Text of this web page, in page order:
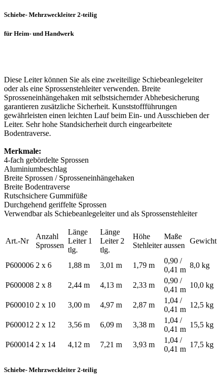
Schiebe- Mehrzweckleiter 2-teilig
für Heim- und Handwerk
Diese Leiter können Sie als eine zweiteilige Schiebeanlegeleiter
oder als eine Sprossenstehleiter verwenden. Breite
Sprosseneinhängehaken mit selbstsichernder Abhebesicherung
garantieren zusätzliche Sicherheit. Kunststoffführungen
gewährleisten einen leichten Lauf beim Ein- und Ausschieben der
Leiter. Sehr hohe Standsicherheit durch eingearbeitete
Bodentraverse.
Merkmale:
4-fach gebördelte Sprossen
Aluminiumbeschlag
Breite Sprossen / Sprosseneinhängehaken
Breite Bodentraverse
Rutschsichere Gummifüße
Durchgehend geriffelte Sprossen
Verwendbar als Schiebeanlegeleiter und als Sprossenstehleiter
Art.-Nr
Anzahl
Sprossen
Länge
Leiter 1
tlg.
Länge
Leiter 2
tlg.
Höhe
Stehleiter
Maße
aussen
Gewicht
P600006 2 x 6 1,88 m 3,01 m 1,79 m
0,90 /
0,41 m
8,0 kg
P600008 2 x 8 2,44 m 4,13 m 2,33 m
0,90 /
0,41 m
10,0 kg
P600010 2 x 10 3,00 m 4,97 m 2,87 m
1,04 /
0,41 m
12,5 kg
P600012 2 x 12 3,56 m 6,09 m 3,38 m
1,04 /
0,41 m
15,5 kg
P600014 2 x 14 4,12 m 7,21 m 3,93 m
1,04 /
0,41 m
17,5 kg
Schiebe- Mehrzweckleiter 2-teilig